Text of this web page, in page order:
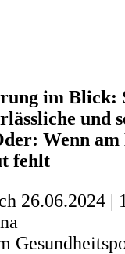
im Blick:
und
Wenn am
fehlt
26.06.2024 |